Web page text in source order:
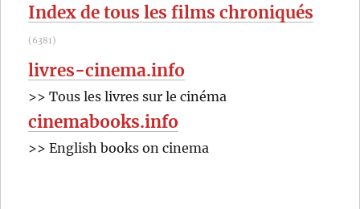
Index de tous les films chroniqués
(6381)
livres-cinema.info
>> Tous les livres sur le cinéma
cinemabooks.info
>> English books on cinema